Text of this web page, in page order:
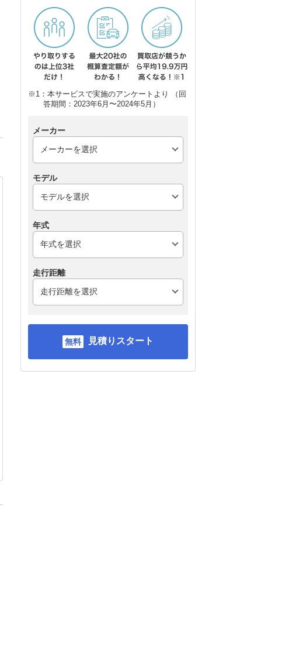
※1：本サービスで実施のアンケートより （回
答期間：2023年6月〜2024年5月）
メーカー
モデル
年式
走行距離
見積りスタート